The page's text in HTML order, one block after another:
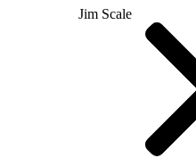
Jim Scale